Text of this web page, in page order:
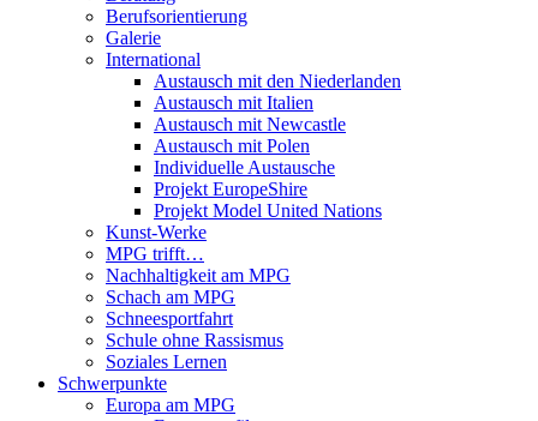
Berufsorientierung
Galerie
International
Austausch mit den Niederlanden
Austausch mit Italien
Austausch mit Newcastle
Austausch mit Polen
Individuelle Austausche
Projekt EuropeShire
Projekt Model United Nations
Kunst-Werke
MPG trifft…
Nachhaltigkeit am MPG
Schach am MPG
Schneesportfahrt
Schule ohne Rassismus
Soziales Lernen
Schwerpunkte
Europa am MPG